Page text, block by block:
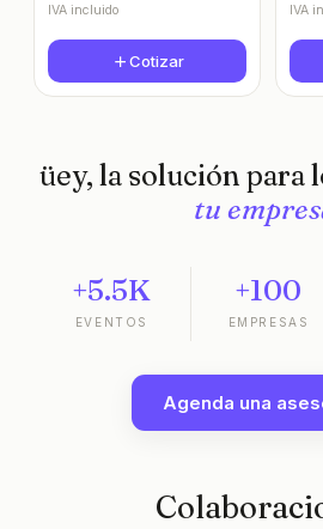
IVA incluido
Cotizar
IVA
üey, la solución para
tu
+5.5K
EVENTOS
+100
EMPRESAS
Agenda una